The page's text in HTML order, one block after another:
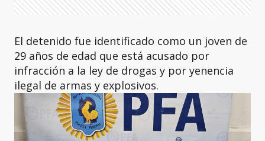
El detenido fue identificado como un joven de
29 años de edad que está acusado por
infracción a la ley de drogas y por yenencia
ilegal de armas y explosivos.